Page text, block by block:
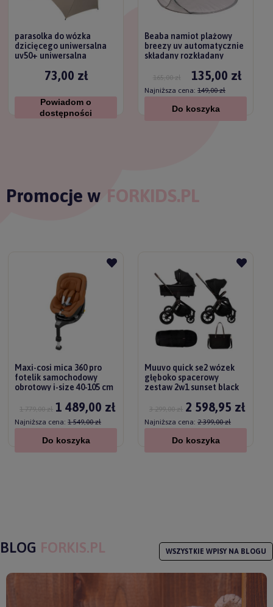
parasolka do wózka
dzicięcego uniwersalna
uv50+ uniwersalna
73,00 zł
Powiadom o
dostępności
Beaba namiot plażowy
breezy uv automatycznie
składany rozkładany
135,00 zł
165,00 zł
Najniższa cena: 149,00 zł
Do koszyka
Promocje w FORKIDS.PL
Maxi-cosi mica 360 pro
fotelik samochodowy
obrotowy i-size 40-105 cm
1 489,00 zł
1 779,00 zł
Najniższa cena: 1 549,00 zł
Do koszyka
Muuvo quick se2 wózek
głęboko spacerowy
zestaw 2w1 sunset black
2 598,95 zł
3 299,00 zł
Najniższa cena: 2 399,00 zł
Do koszyka
BLOG FORKIS.PL WSZYSTKIE WPISY NA BLOGU